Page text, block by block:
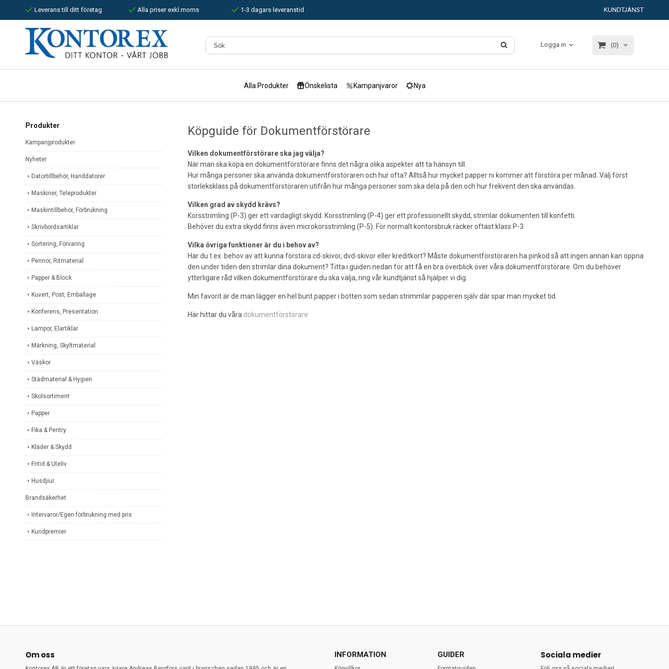
Leverans till ditt företag Alla priser exkl.moms 1-3 dagars leveranstid KUNDTJÄNST
Logga in (0)
Alla Produkter Önskelista Kampanjvaror Nya
Produkter
Kampanjprodukter
Nyheter
Datortillbehör, Handdatorer
Maskiner, Teleprodukter
Maskintillbehör, Förbrukning
Skrivbordsartiklar
Sortering, Förvaring
Pennor, Ritmaterial
Papper & Block
Kuvert, Post, Emballage
Konferens, Presentation
Lampor, Elartiklar
Märkning, Skyltmaterial
Väskor
Städmaterial & Hygien
Skolsortiment
Papper
Fika & Pentry
Kläder & Skydd
Fritid & Uteliv
Husdjiur
Brandsäkerhet
Intervaror/Egen förbrukning med pris
Kundpremier
Köpguide för Dokumentförstörare
Vilken dokumentförstörare ska jag välja?
När man ska köpa en dokumentförstörare finns det några olika aspekter att ta hänsyn till.
Hur många personer ska använda dokumentförstöraren och hur ofta? Alltså hur mycket papper ni kommer att förstöra per månad. Välj först
storleksklass på dokumentförstöraren utifrån hur många personer som ska dela på den och hur frekvent den ska användas.
Vilken grad av skydd krävs?
Korsstrimling (P-3) ger ett vardagligt skydd. Korsstrimling (P-4) ger ett professionellt skydd, strimlar dokumenten till konfetti.
Behöver du extra skydd finns även microkorsstrimling (P-5). För normalt kontorsbruk räcker oftast klass P-3
Vilka övriga funktioner är du i behov av?
Har du t.ex. behov av att kunna förstöra cd-skivor, dvd-skivor eller kreditkort? Måste dokumentförstöraren ha pinkod så att ingen annan kan öppna
den under tiden den strimlar dina dokument? Titta i guiden nedan för att få en bra överblick över våra dokumentförstörare. Om du behöver
ytterligare råd vilken dokumentförstörare du ska välja, ring vår kundtjänst så hjälper vi dig.
Min favorit är de man lägger en hel bunt papper i botten som sedan strimmlar papperen själv där spar man mycket tid.
Här hittar du våra dokumentförstörare
Om oss INFORMATION GUIDER Sociala medier